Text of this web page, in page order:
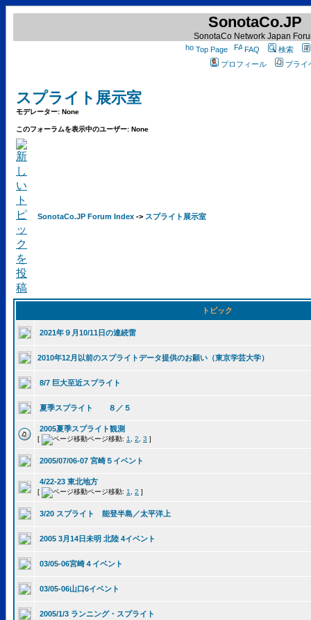
SonotaCo.JP
SonotaCo Network Japan
Top Page FAQ
検索
プロフィール
プライ
スプライト展示室
モデレーター: None
このフォーラムを表示中のユーザー: None
SonotaCo.JP Forum Index -> スプライト展示室
トピック
2021年９月10/11日の連続雷
2010年12月以前のスプライトデータ提供のお願い（東京学芸大学）
8/7 巨大至近スプライト
夏季スプライト ８／５
2005夏季スプライト観測
[ ページ移動: 1 2 3 ]
2005/07/06-07 宮崎５イベント
4/22-23 東北地方
[ ページ移動: 1 2 ]
3/20 スプライト 能登半島／太平洋上
2005 3月14日未明 北陸 4イベント
03/05-06宮崎４イベント
03/05-06山口6イベント
2005/1/3 ランニング・スプライト